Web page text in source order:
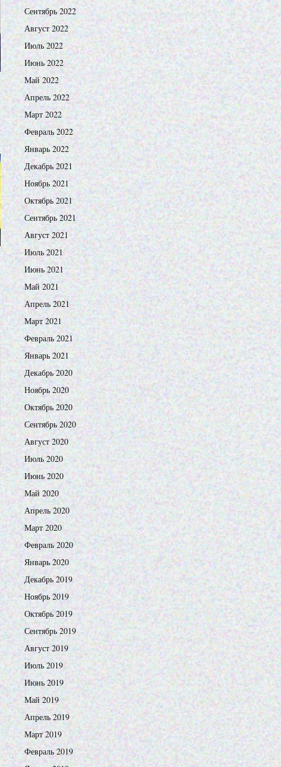
Сентябрь 2022
Август 2022
Июль 2022
Июнь 2022
Май 2022
Апрель 2022
Март 2022
Февраль 2022
Январь 2022
Декабрь 2021
Ноябрь 2021
Октябрь 2021
Сентябрь 2021
Август 2021
Июль 2021
Июнь 2021
Май 2021
Апрель 2021
Март 2021
Февраль 2021
Январь 2021
Декабрь 2020
Ноябрь 2020
Октябрь 2020
Сентябрь 2020
Август 2020
Июль 2020
Июнь 2020
Май 2020
Апрель 2020
Март 2020
Февраль 2020
Январь 2020
Декабрь 2019
Ноябрь 2019
Октябрь 2019
Сентябрь 2019
Август 2019
Июль 2019
Июнь 2019
Май 2019
Апрель 2019
Март 2019
Февраль 2019